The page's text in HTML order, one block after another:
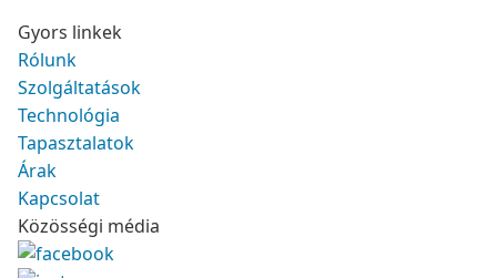
Gyors linkek
Rólunk
Szolgáltatások
Technológia
Tapasztalatok
Árak
Kapcsolat
Közösségi média